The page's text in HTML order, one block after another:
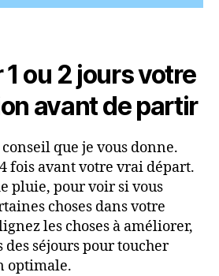
ou 2 jours votre
avant de partir
que je vous donne.
fois avant votre vrai départ.
pluie, pour voir si vous
choses dans votre
les choses à améliorer,
séjours pour toucher
optimale.